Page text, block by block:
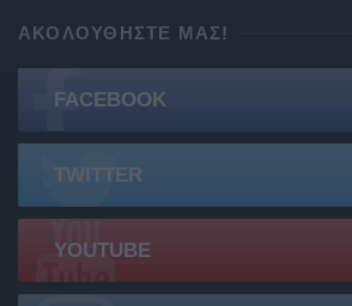
ΑΚΟΛΟΥΘΉΣΤΕ ΜΑΣ!
FACEBOOK
TWITTER
YOUTUBE